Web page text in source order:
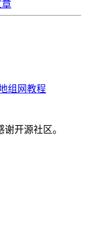
章
组网教程
谢开源社区。